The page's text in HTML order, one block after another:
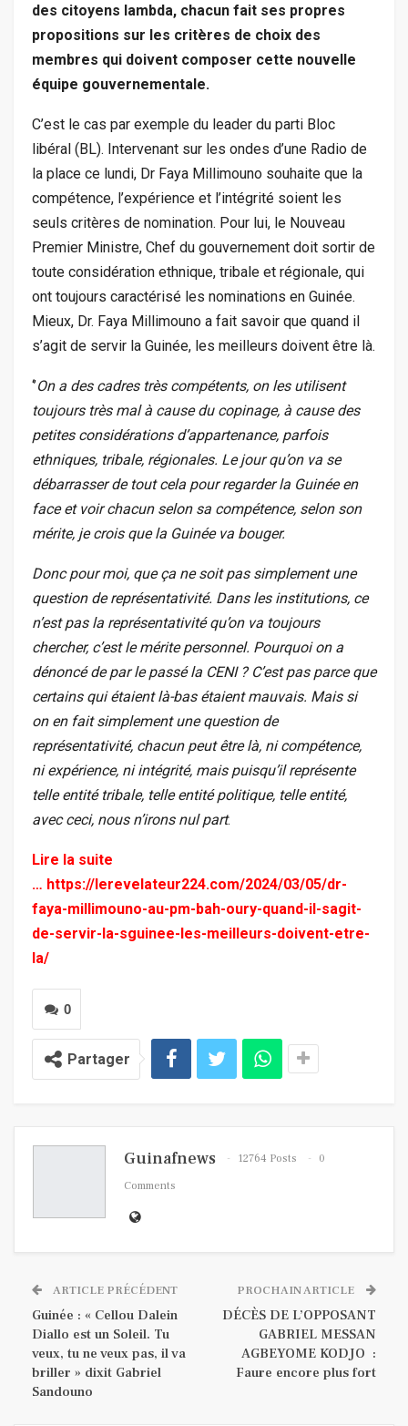
des citoyens lambda, chacun fait ses propres
propositions sur les critères de choix des
membres qui doivent composer cette nouvelle
équipe gouvernementale.
C’est le cas par exemple du leader du parti Bloc
libéral (BL). Intervenant sur les ondes d’une Radio de
la place ce lundi, Dr Faya Millimouno souhaite que la
compétence, l’expérience et l’intégrité soient les
seuls critères de nomination. Pour lui, le Nouveau
Premier Ministre, Chef du gouvernement doit sortir de
toute considération ethnique, tribale et régionale, qui
ont toujours caractérisé les nominations en Guinée.
Mieux, Dr. Faya Millimouno a fait savoir que quand il
s’agit de servir la Guinée, les meilleurs doivent être là.
‘’On a des cadres très compétents, on les utilisent
toujours très mal à cause du copinage, à cause des
petites considérations d’appartenance, parfois
ethniques, tribale, régionales. Le jour qu’on va se
débarrasser de tout cela pour regarder la Guinée en
face et voir chacun selon sa compétence, selon son
mérite, je crois que la Guinée va bouger.
Donc pour moi, que ça ne soit pas simplement une
question de représentativité. Dans les institutions, ce
n’est pas la représentativité qu’on va toujours
chercher, c’est le mérite personnel. Pourquoi on a
dénoncé de par le passé la CENI ? C’est pas parce que
certains qui étaient là-bas étaient mauvais. Mais si
on en fait simplement une question de
représentativité, chacun peut être là, ni compétence,
ni expérience, ni intégrité, mais puisqu’il représente
telle entité tribale, telle entité politique, telle entité,
avec ceci, nous n’irons nul part.
Lire la suite
… https://lerevelateur224.com/2024/03/05/dr-
faya-millimouno-au-pm-bah-oury-quand-il-sagit-
de-servir-la-sguinee-les-meilleurs-doivent-etre-
la/
0
Partager
Guinafnews 12764 Posts
0
Comments
ARTICLE PRÉCÉDENT
Guinée : « Cellou Dalein
Diallo est un Soleil. Tu
veux, tu ne veux pas, il va
briller » dixit Gabriel
Sandouno
PROCHAIN ARTICLE
DÉCÈS DE L’OPPOSANT
GABRIEL MESSAN
AGBEYOME KODJO :
Faure encore plus fort